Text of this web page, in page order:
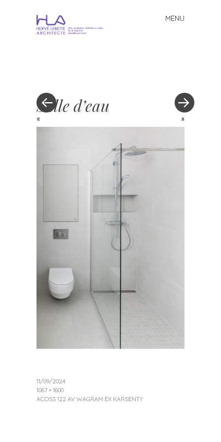
MENU
Skip to content
« »
Salle d’eau
11/09/2024
1067 × 1600
ACOSS 122 AV WAGRAM EX KARSENTY